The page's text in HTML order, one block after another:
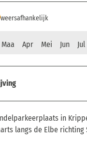
weersafhankelijk
Maa Apr Mei Jun Jul
in
langs de Elbe